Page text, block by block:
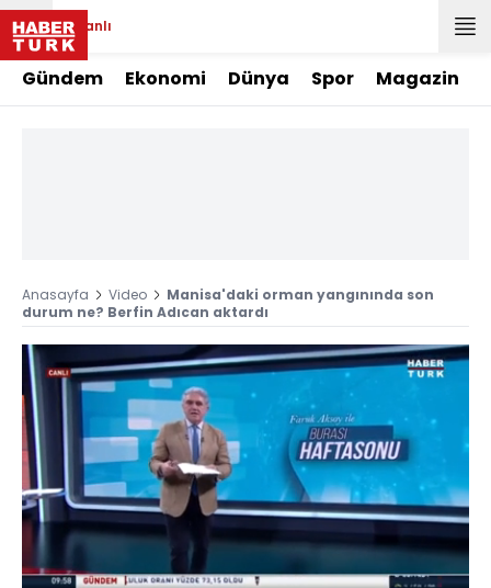
Canlı
Gündem Ekonomi Dünya Spor Magazin
Anasayfa Video
Manisa'daki orman yangınında son
durum ne? Berfin Adıcan aktardı
Sesi
Yüklendi:
Oynatma